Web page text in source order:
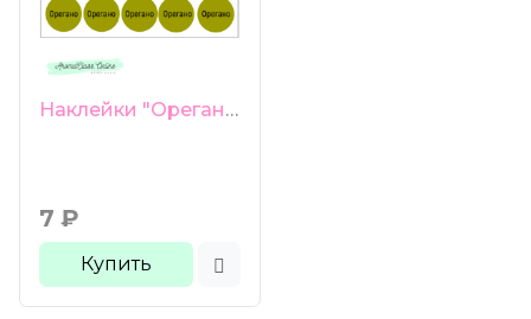
Наклейки "Орегано" 10 шт
7 ₽
Купить